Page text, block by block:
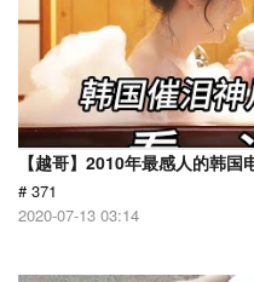
【越哥】2010年最感人的韩
# 371
2020-07-13 03:14